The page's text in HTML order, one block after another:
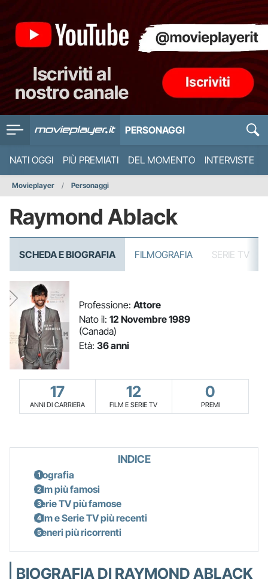
PERSONAGGI
NATI OGGI PIÙ PREMIATI DEL MOMENTO INTERVISTE
Movieplayer Personaggi
Raymond Ablack
SCHEDA E BIOGRAFIA FILMOGRAFIA SERIE TV
Professione: Attore
Nato il: 12 Novembre 1989
(Canada)
Età: 36 anni
17
ANNI DI CARRIERA
12
FILM E SERIE TV
0
PREMI
INDICE
Biografia
Film più famosi
Serie TV più famose
Film e Serie TV più recenti
Generi più ricorrenti
BIOGRAFIA DI RAYMOND ABLACK